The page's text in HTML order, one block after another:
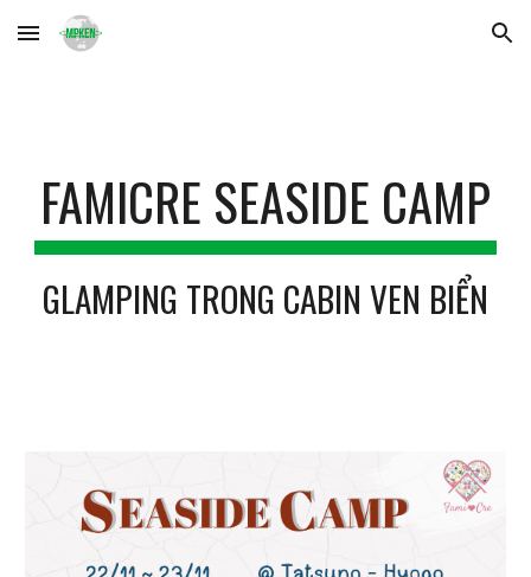
Skip to main content Skip to navigation
FAMICRE SEASIDE CAMP
GLAMPING TRONG CABIN VEN BIỂN